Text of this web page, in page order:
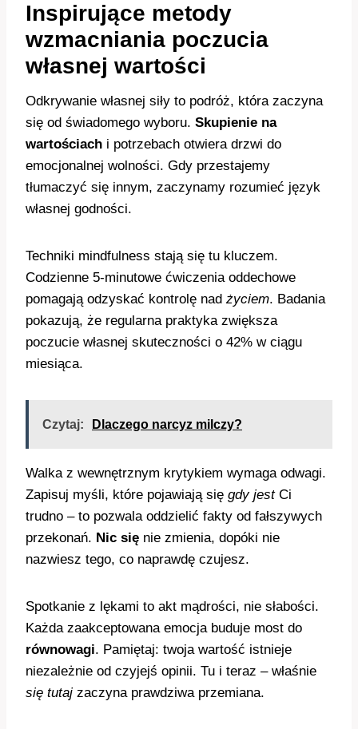
Inspirujące metody
wzmacniania poczucia
własnej wartości
Odkrywanie własnej siły to podróż, która zaczyna
się od świadomego wyboru. Skupienie na
wartościach i potrzebach otwiera drzwi do
emocjonalnej wolności. Gdy przestajemy
tłumaczyć się innym, zaczynamy rozumieć język
własnej godności.
Techniki mindfulness stają się tu kluczem.
Codzienne 5-minutowe ćwiczenia oddechowe
pomagają odzyskać kontrolę nad życiem. Badania
pokazują, że regularna praktyka zwiększa
poczucie własnej skuteczności o 42% w ciągu
miesiąca.
Czytaj: Dlaczego narcyz milczy?
Walka z wewnętrznym krytykiem wymaga odwagi.
Zapisuj myśli, które pojawiają się gdy jestCi
trudno – to pozwala oddzielić fakty od fałszywych
przekonań. Nic się nie zmienia, dopóki nie
nazwiesz tego, co naprawdę czujesz.
Spotkanie z lękami to akt mądrości, nie słabości.
Każda zaakceptowana emocja buduje most do
równowagi. Pamiętaj: twoja wartość istnieje
niezależnie od czyjejś opinii. Tu i teraz – właśnie
się tutaj zaczyna prawdziwa przemiana.